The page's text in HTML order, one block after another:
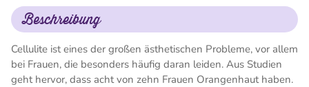
Beschreibung
Cellulite ist eines der großen ästhetischen Probleme, vor allem
bei Frauen, die besonders häufig daran leiden. Aus Studien
geht hervor, dass acht von zehn Frauen Orangenhaut haben.